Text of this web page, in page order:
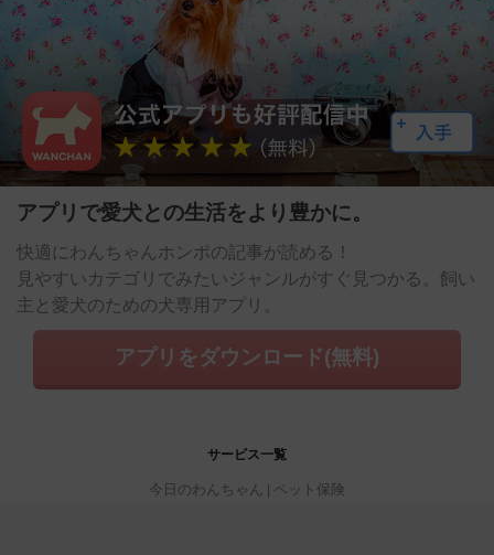
アプリで愛犬との生活をより豊かに。
快適にわんちゃんホンポの記事が読める！
見やすいカテゴリでみたいジャンルがすぐ見つかる。飼い
主と愛犬のための犬専用アプリ。
アプリをダウンロード(無料)
サービス一覧
今日のわんちゃん ペット保険